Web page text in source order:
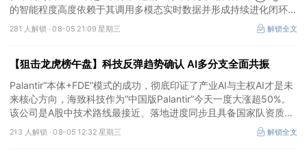
的智能程度高度依赖于其调用多模态实时数据并形成持续进化闭环的
能力，公司是全球首个完成TPC-DS测试并通过官方审计的数据库企
业；③2026年被多方定义为Robotaxi商业化元年，公司正从“传统
业从0到1的估值重估红利。
281 人解锁 ·08-05 21:09 星期三 解锁全文
【狙击龙虎榜午盘】科技反弹趋势确认 AI多分支全面共振
Palantir“本体+FDE”模式的成功，彻底印证了产业AI与主权AI才是未
来核心方向，海致科技作为“中国版Palantir”今天一度大涨超50%。
该公司是A股中技术路线最接近、落地进度同步且具备国家队资质的
核心标的，目前正处于从“数据智能基础设施”向“产业级AI Agent核
心供应商”跃迁的价值重估起点。
213 人解锁 ·08-05 12:32 星期三 解锁全文